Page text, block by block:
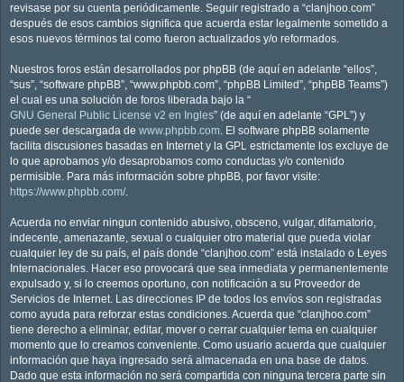
revisase por su cuenta periódicamente. Seguir registrado a “clanjhoo.com”
después de esos cambios significa que acuerda estar legalmente sometido a
esos nuevos términos tal como fueron actualizados y/o reformados.
Nuestros foros están desarrollados por phpBB (de aquí en adelante “ellos”,
“sus”, “software phpBB”, “www.phpbb.com”, “phpBB Limited”, “phpBB Teams”)
el cual es una solución de foros liberada bajo la “
GNU General Public License v2 en Ingles” (de aquí en adelante “GPL”) y
puede ser descargada de www.phpbb.com. El software phpBB solamente
facilita discusiones basadas en Internet y la GPL estrictamente los excluye de
lo que aprobamos y/o desaprobamos como conductas y/o contenido
permisible. Para más información sobre phpBB, por favor visite:
https://www.phpbb.com/.
Acuerda no enviar ningun contenido abusivo, obsceno, vulgar, difamatorio,
indecente, amenazante, sexual o cualquier otro material que pueda violar
cualquier ley de su país, el país donde “clanjhoo.com” está instalado o Leyes
Internacionales. Hacer eso provocará que sea inmediata y permanentemente
expulsado y, si lo creemos oportuno, con notificación a su Proveedor de
Servicios de Internet. Las direcciones IP de todos los envíos son registradas
como ayuda para reforzar estas condiciones. Acuerda que “clanjhoo.com”
tiene derecho a eliminar, editar, mover o cerrar cualquier tema en cualquier
momento que lo creamos conveniente. Como usuario acuerda que cualquier
información que haya ingresado será almacenada en una base de datos.
Dado que esta información no será compartida con ninguna tercera parte sin